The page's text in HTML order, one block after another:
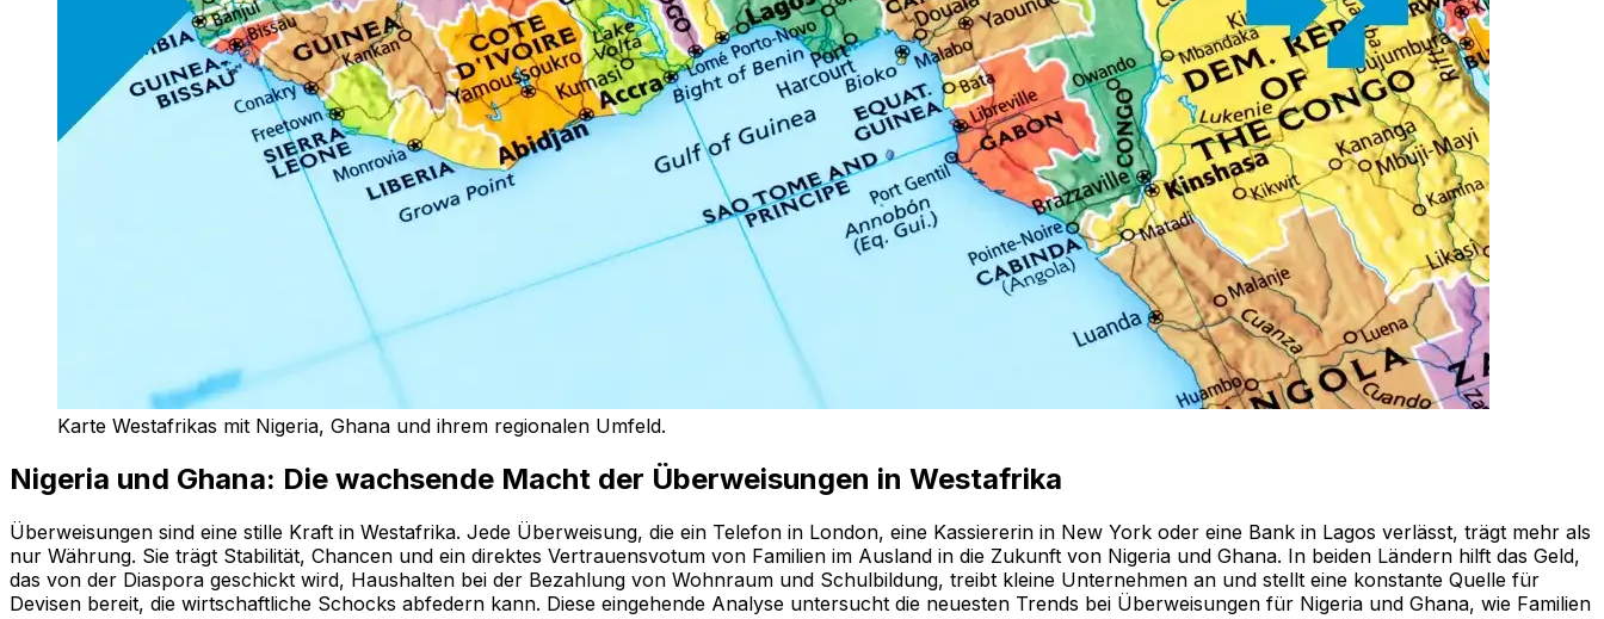
Karte Westafrikas mit Nigeria, Ghana und ihrem regionalen Umfeld.
Nigeria und Ghana: Die wachsende Macht der Überweisungen in Westafrika
Überweisungen sind eine stille Kraft in Westafrika. Jede Überweisung, die ein Telefon in London, eine Kassiererin in New York oder eine Bank in Lagos verlässt, trägt mehr als
nur Währung. Sie trägt Stabilität, Chancen und ein direktes Vertrauensvotum von Familien im Ausland in die Zukunft von Nigeria und Ghana. In beiden Ländern hilft das Geld,
das von der Diaspora geschickt wird, Haushalten bei der Bezahlung von Wohnraum und Schulbildung, treibt kleine Unternehmen an und stellt eine konstante Quelle für
Devisen bereit, die wirtschaftliche Schocks abfedern kann. Diese eingehende Analyse untersucht die neuesten Trends bei Überweisungen für Nigeria und Ghana, wie Familien